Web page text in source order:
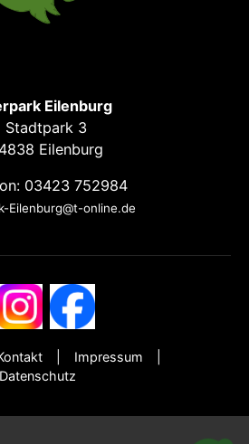
Eilenburg
Stadtpark 3
Eilenburg
03423 752984
Eilenburg@t-online.de
Impressum
Datenschutz